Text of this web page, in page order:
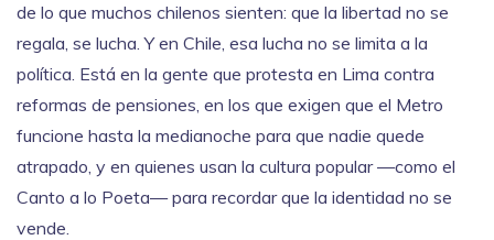
de lo que muchos chilenos sienten: que la libertad no se
regala, se lucha. Y en Chile, esa lucha no se limita a la
política. Está en la gente que protesta en Lima contra
reformas de pensiones, en los que exigen que el Metro
funcione hasta la medianoche para que nadie quede
atrapado, y en quienes usan la cultura popular —como el
Canto a lo Poeta— para recordar que la identidad no se
vende.